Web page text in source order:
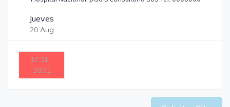
Jueves
20 Aug
17:31 -
18:31